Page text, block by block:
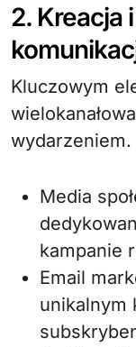
2. Kreacja
Kluczowym
Media
kampanie
Email
unikalnym